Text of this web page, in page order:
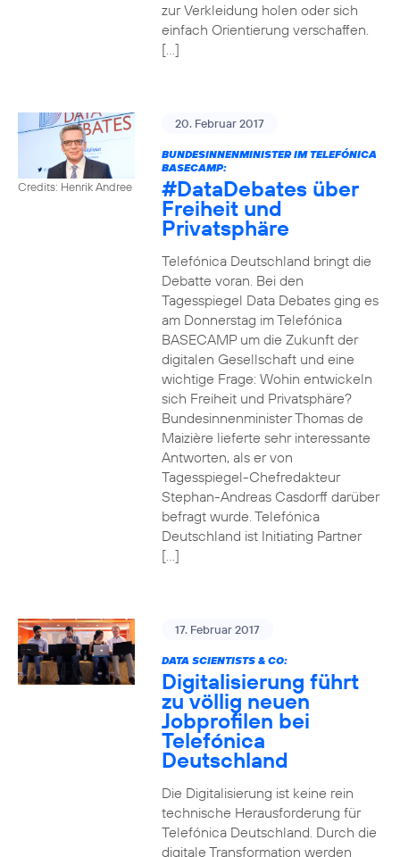
zur Verkleidung holen oder sich
einfach Orientierung verschaffen.
[…]
Credits: Henrik Andree
20. Februar 2017
BUNDESINNENMINISTER IM TELEFÓNICA
BASECAMP:
#DataDebatesüber
Freiheit und
Privatsphäre
Telefónica Deutschland bringt die
Debatte voran. Bei den
Tagesspiegel Data Debates ging es
am Donnerstag im Telefónica
BASECAMP um die Zukunft der
digitalen Gesellschaft und eine
wichtige Frage: Wohin entwickeln
sich Freiheit und Privatsphäre?
Bundesinnenminister Thomas de
Maizière lieferte sehr interessante
Antworten, als er von
Tagesspiegel-Chefredakteur
Stephan-Andreas Casdorff darüber
befragt wurde. Telefónica
Deutschland ist Initiating Partner
[…]
17. Februar 2017
DATA SCIENTISTS & CO:
Digitalisierung führt
zu völlig neuen
Jobprofilen bei
Telefónica
Deutschland
Die Digitalisierung ist keine rein
technische Herausforderung für
Telefónica Deutschland. Durch die
digitale Transformation werden